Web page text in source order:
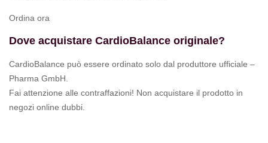
Ordina ora
Dove acquistare CardioBalance originale?
CardioBalance può essere ordinato solo dal produttore ufficiale –
Pharma GmbH.
Fai attenzione alle contraffazioni! Non acquistare il prodotto in
negozi online dubbi.